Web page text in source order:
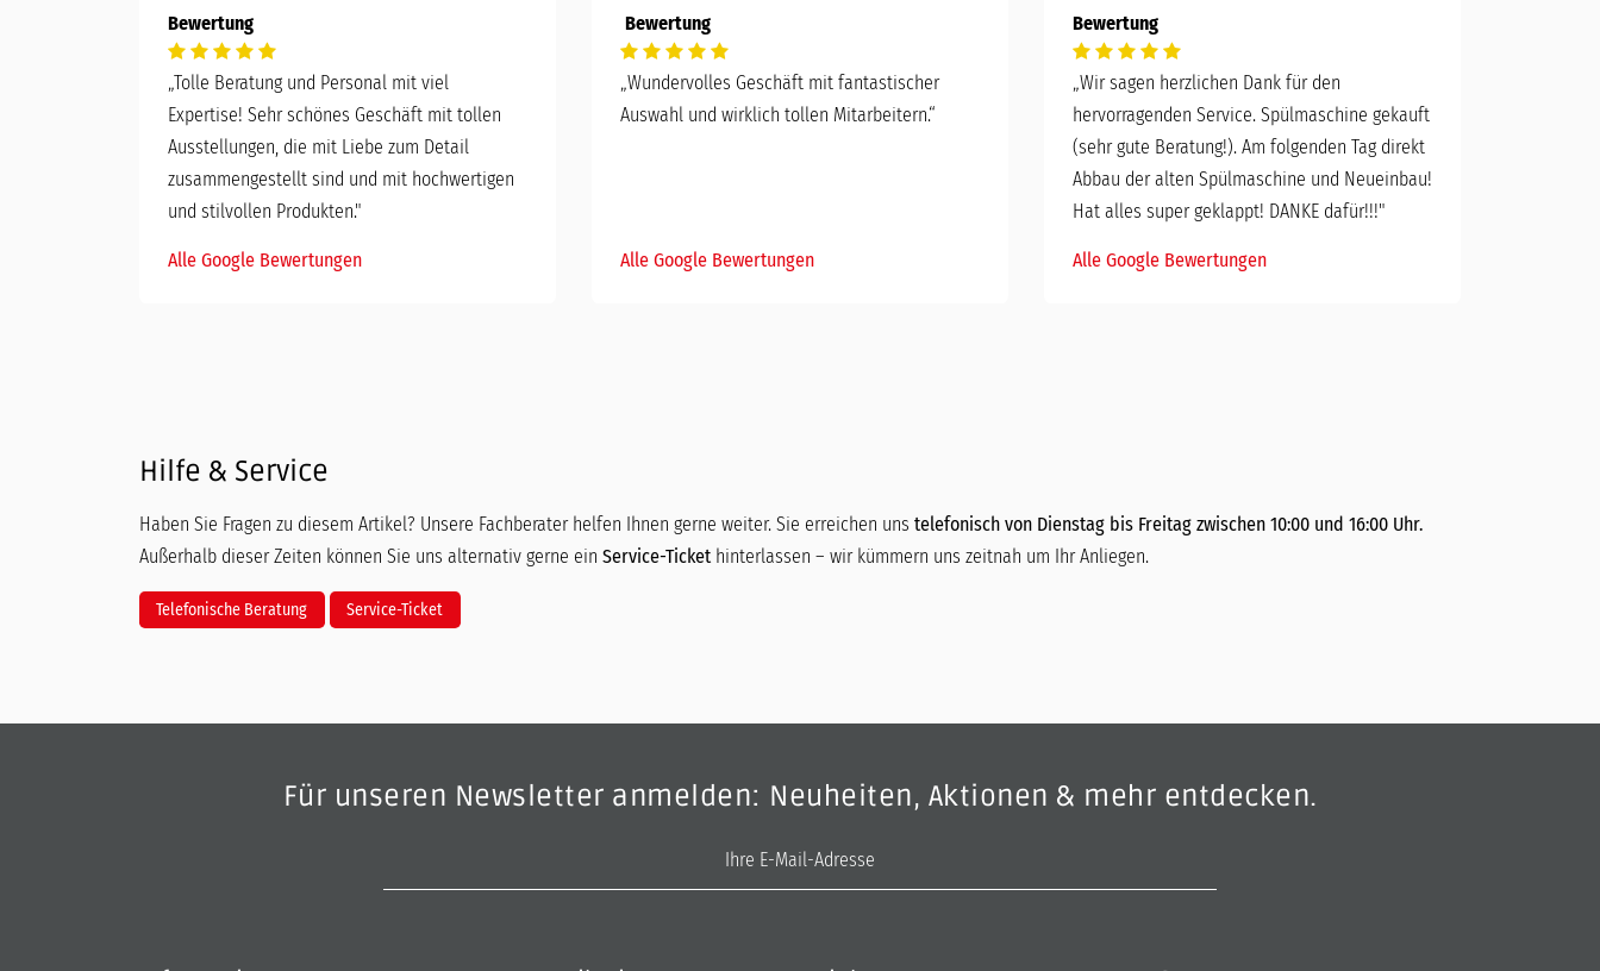
Bewertung
„Tolle Beratung und Personal mit viel
Expertise! Sehr schönes Geschäft mit tollen
Ausstellungen, die mit Liebe zum Detail
zusammengestellt sind und mit hochwertigen
und stilvollen Produkten."
Alle Google Bewertungen
Bewertung
„Wundervolles Geschäft mit fantastischer
Auswahl und wirklich tollen Mitarbeitern.“
Alle Google Bewertungen
Bewertung
„Wir sagen herzlichen Dank für den
hervorragenden Service. Spülmaschine gekauft
(sehr gute Beratung!). Am folgenden Tag direkt
Abbau der alten Spülmaschine und Neueinbau!
Hat alles super geklappt! DANKE dafür!!!"
Alle Google Bewertungen
Hilfe & Service
Haben Sie Fragen zu diesem Artikel? Unsere Fachberater helfen Ihnen gerne weiter. Sie erreichen uns telefonisch von Dienstag bis Freitag zwischen 10:00 und 16:00 Uhr.
Außerhalb dieser Zeiten können Sie uns alternativ gerne ein Service-Ticket hinterlassen – wir kümmern uns zeitnah um Ihr Anliegen.
Telefonische Beratung Service-Ticket
Für unseren Newsletter anmelden: Neuheiten, Aktionen & mehr entdecken.